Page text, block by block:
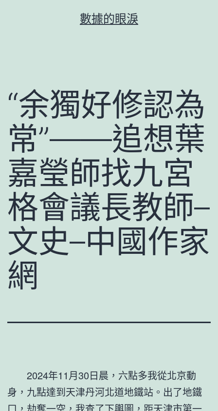
數據的眼淚
“余獨好修認為
常”——追想葉
嘉瑩師找九宮
格會議長教師–
文史–中國作家
網
2024年11月30日晨，六點多我從北京動
身，九點達到天津丹河北道地鐵站。出了地鐵
口，劫奪一空，我查了下輿圖，距天津市第一